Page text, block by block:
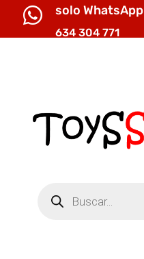
 solo WhatsApp
634 304 771
productos